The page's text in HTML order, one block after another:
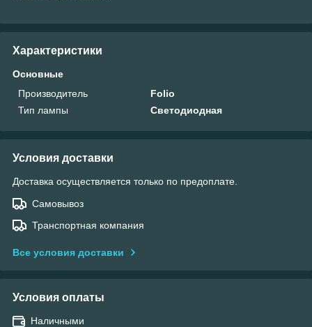
Характеристики
Основные
Производитель
Folio
Тип лампы
Светодиодная
Условия доставки
Доставка осуществляется только по предоплате.
Самовывоз
Транспортная компания
Все условия доставки
Условия оплаты
Наличными